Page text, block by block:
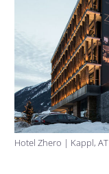
Hotel Zhero | Kappl, AT